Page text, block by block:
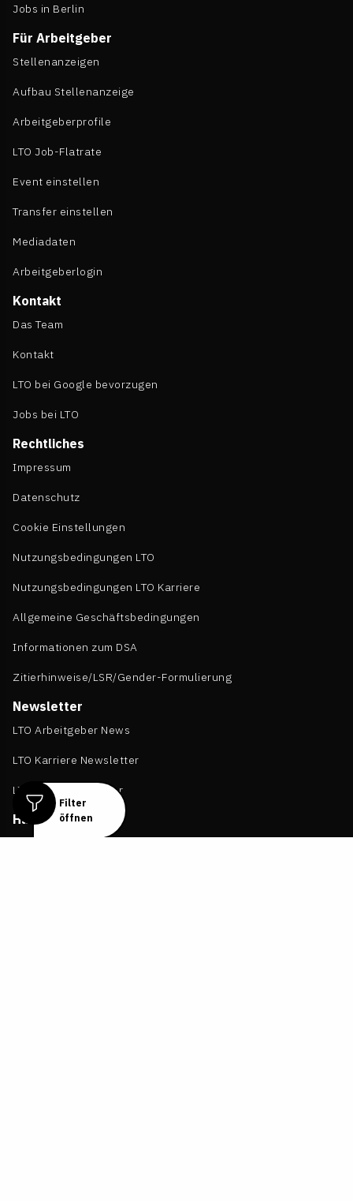
Filter
öffnen
Jobs in Berlin
Für Arbeitgeber
Stellenanzeigen
Aufbau Stellenanzeige
Arbeitgeberprofile
LTO Job-Flatrate
Event einstellen
Transfer einstellen
Mediadaten
Arbeitgeberlogin
Kontakt
Das Team
Kontakt
LTO bei Google bevorzugen
Jobs bei LTO
Rechtliches
Impressum
Datenschutz
Cookie Einstellungen
Nutzungsbedingungen LTO
Nutzungsbedingungen LTO Karriere
Allgemeine Geschäftsbedingungen
Informationen zum DSA
Zitierhinweise/LSR/Gender-Formulierung
Newsletter
LTO Arbeitgeber News
LTO Karriere Newsletter
LTO Daily Newsletter
Häufig gesucht